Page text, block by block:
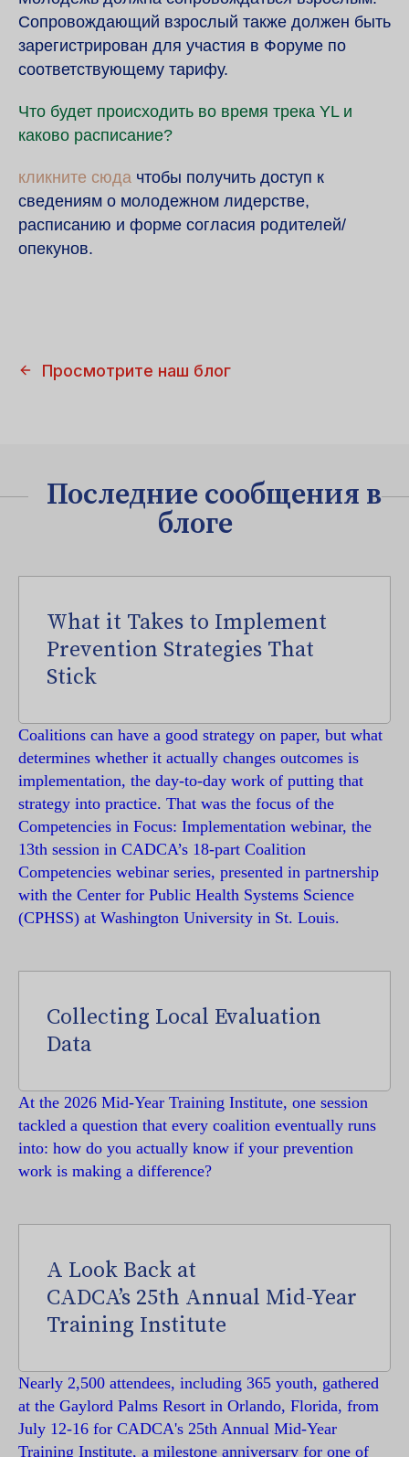
Сопровождающий взрослый также должен быть
зарегистрирован для участия в Форуме по
соответствующему тарифу.
Что будет происходить во время трека YL и
каково расписание?
кликните сюда чтобы получить доступ к
сведениям о молодежном лидерстве,
расписанию и форме согласия родителей/
опекунов.
Просмотрите наш блог
Последние сообщения в
блоге
What it Takes to Implement
Prevention Strategies That
Stick
Coalitions can have a good strategy on paper, but what
determines whether it actually changes outcomes is
implementation, the day-to-day work of putting that
strategy into practice. That was the focus of the
Competencies in Focus: Implementation webinar, the
13th session in CADCA’s 18-part Coalition
Competencies webinar series, presented in partnership
with the Center for Public Health Systems Science
(CPHSS) at Washington University in St. Louis.
Collecting Local Evaluation
Data
At the 2026 Mid-Year Training Institute, one session
tackled a question that every coalition eventually runs
into: how do you actually know if your prevention
work is making a difference?
A Look Back at
CADCA’s 25th Annual Mid-Year
Training Institute
Nearly 2,500 attendees, including 365 youth, gathered
at the Gaylord Palms Resort in Orlando, Florida, from
July 12-16 for CADCA's 25th Annual Mid-Year
Training Institute, a milestone anniversary for one of